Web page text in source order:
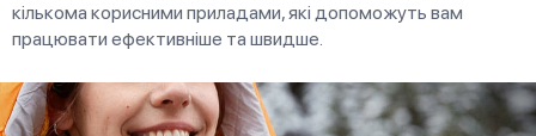
кількома корисними приладами, які допоможуть вам
працювати ефективніше та швидше.